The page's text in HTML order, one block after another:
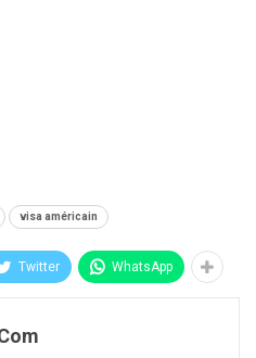
visa américain
Twitter WhatsApp